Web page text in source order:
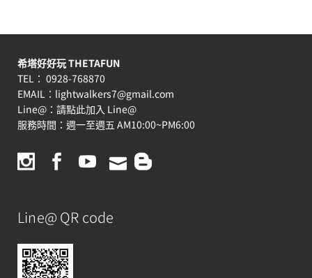
希塔好好玩 THETAFUN
TEL： 0928-768870
EMAIL： lightwalkers7@gmail.com
Line@： 請點此加入 Line@
服務時間：週一至週五 AM10:00~PM6:00
Line@ QR code